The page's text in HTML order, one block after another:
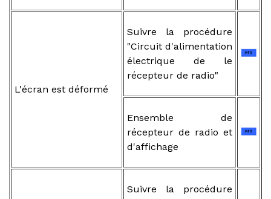
L'écran est déformé
Suivre la procédure
"Circuit d'alimentation
électrique de le
récepteur de radio"
Ensemble de
récepteur de radio et
d'affichage
Suivre la procédure